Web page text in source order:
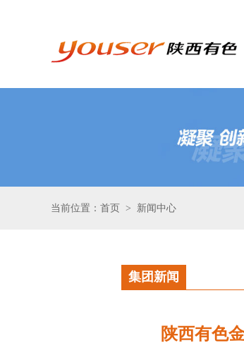
当前位置：首页 > 新闻中心
集团新闻
陕西有色